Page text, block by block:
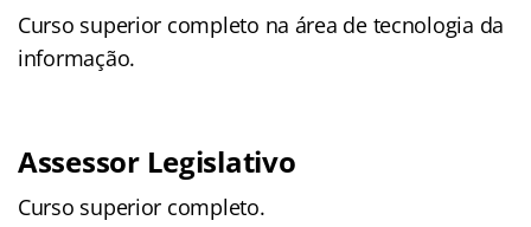
Curso superior completo na área de tecnologia da
informação.
Assessor Legislativo
Curso superior completo.